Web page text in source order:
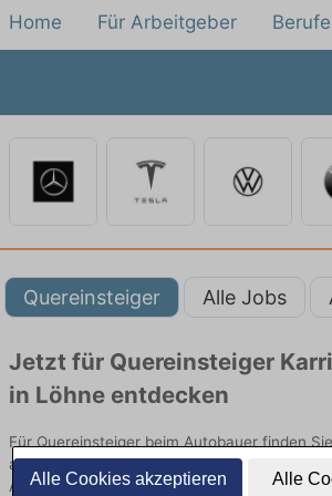
Alle Cookies akzeptieren Alle
Home Für Arbeitgeber Berufe
Quereinsteiger Alle Jobs
Jetzt für Quereinsteiger
in Löhne entdecken
Für Quereinsteiger beim Autobauer finden
aktuellsten Angebote. Entdecken Sie freie
Arbeitgebern und bewerben Sie sich noch